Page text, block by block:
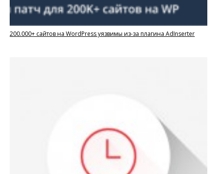
200.000+ сайтов на WordPress уязвимы из-за плагина AdInserter